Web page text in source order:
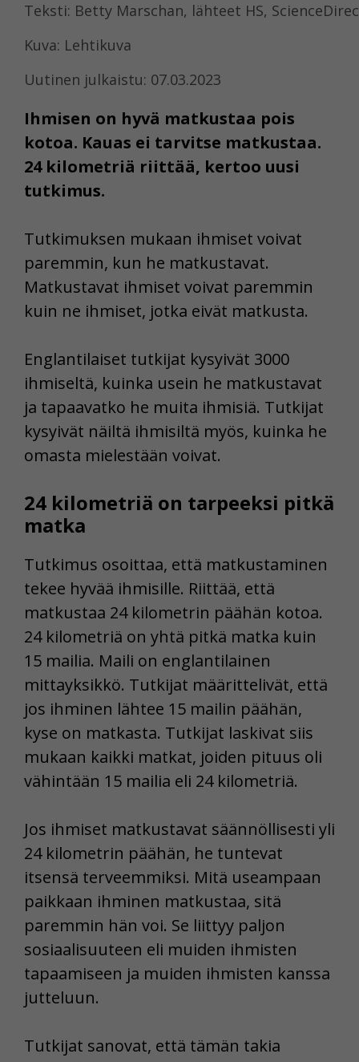
Teksti: Betty Marschan, lähteet HS,
Kuva: Lehtikuva
Uutinen julkaistu: 07.03.2023
Ihmisen on hyvä matkustaa pois
kotoa. Kauas ei tarvitse matkustaa.
24 kilometriä riittää, kertoo uusi
tutkimus.
Tutkimuksen mukaan ihmiset voivat
paremmin, kun he matkustavat.
Matkustavat ihmiset voivat paremmin
kuin ne ihmiset, jotka eivät matkusta.
Englantilaiset tutkijat kysyivät 3000
ihmiseltä, kuinka usein he matkustavat
ja tapaavatko he muita ihmisiä. Tutkijat
kysyivät näiltä ihmisiltä myös, kuinka he
omasta mielestään voivat.
24 kilometriä on tarpeeksi pitkä
matka
Tutkimus osoittaa, että matkustaminen
tekee hyvää ihmisille. Riittää, että
matkustaa 24 kilometrin päähän kotoa.
24 kilometriä on yhtä pitkä matka kuin
15 mailia. Maili on englantilainen
mittayksikkö. Tutkijat määrittelivät, että
jos ihminen lähtee 15 mailin päähän,
kyse on matkasta. Tutkijat laskivat siis
mukaan kaikki matkat, joiden pituus oli
vähintään 15 mailia eli 24 kilometriä.
Jos ihmiset matkustavat säännöllisesti yli
24 kilometrin päähän, he tuntevat
itsensä terveemmiksi. Mitä useampaan
paikkaan ihminen matkustaa, sitä
paremmin hän voi. Se liittyy paljon
sosiaalisuuteen eli muiden ihmisten
tapaamiseen ja muiden ihmisten kanssa
jutteluun.
Tutkijat sanovat, että tämän takia